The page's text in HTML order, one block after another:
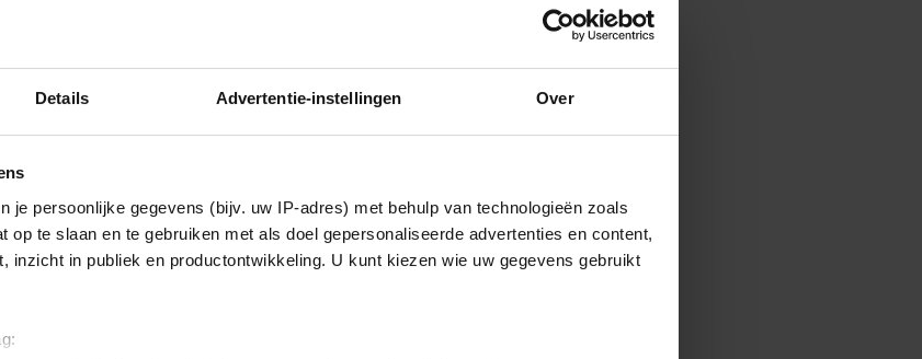
Details Advertentie-instellingen Over
je persoonlijke gegevens (bijv. uw IP-adres) met behulp van technologieën zoals
op te slaan en te gebruiken met als doel gepersonaliseerde advertenties en content,
inzicht in publiek en productontwikkeling. U kunt kiezen wie uw gegevens gebruikt